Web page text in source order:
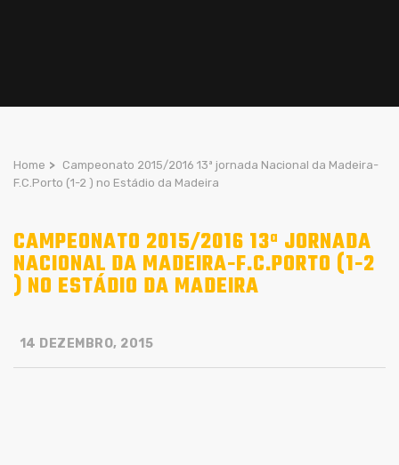
Home > Campeonato 2015/2016 13ª jornada Nacional da Madeira-
F.C.Porto (1-2 ) no Estádio da Madeira
CAMPEONATO 2015/2016 13ª JORNADA
NACIONAL DA MADEIRA-F.C.PORTO (1-2
) NO ESTÁDIO DA MADEIRA
14 DEZEMBRO, 2015